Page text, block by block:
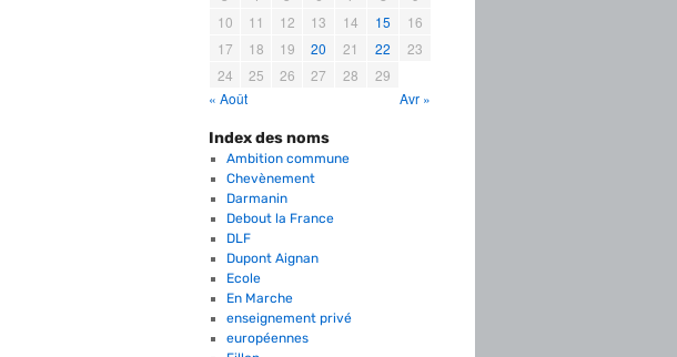
10
11 12 13 14 15
16
17
18 19 20 21 22
23
24
25 26 27 28
29
« Août
Avr »
Index des noms
Ambition commune
Chevènement
Darmanin
Debout la France
DLF
Dupont Aignan
Ecole
En Marche
enseignement privé
européennes